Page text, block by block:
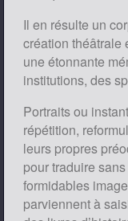
Il en résulte un
création théâtrale
une étonnante
institutions, des
Portraits ou
répétition,
leurs propres
pour traduire
formidables
parviennent à